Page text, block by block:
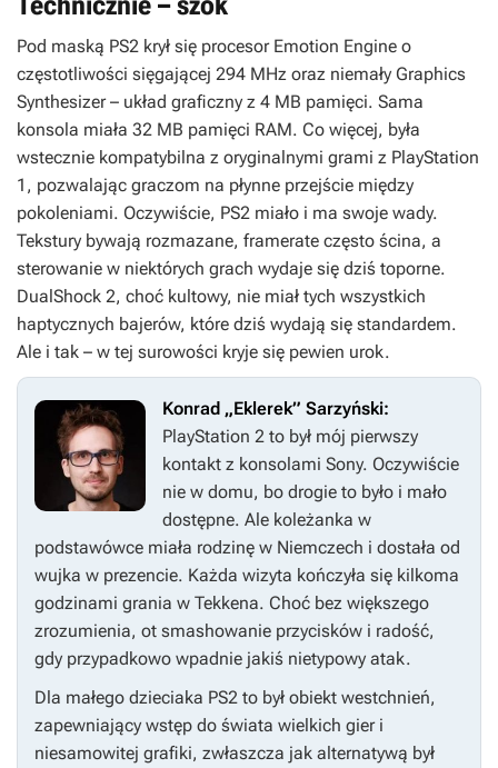
Pod maską PS2 krył się procesor Emotion Engine o
częstotliwości sięgającej 294 MHz oraz niemały Graphics
Synthesizer – układ graficzny z 4 MB pamięci. Sama
konsola miała 32 MB pamięci RAM. Co więcej, była
wstecznie kompatybilna z oryginalnymi grami z PlayStation
1, pozwalając graczom na płynne przejście między
pokoleniami. Oczywiście, PS2 miało i ma swoje wady.
Tekstury bywają rozmazane, framerate często ścina, a
sterowanie w niektórych grach wydaje się dziś toporne.
DualShock 2, choć kultowy, nie miał tych wszystkich
haptycznych bajerów, które dziś wydają się standardem.
Ale i tak – w tej surowości kryje się pewien urok.
Konrad „Eklerek” Sarzyński:
PlayStation 2 to był mój pierwszy
kontakt z konsolami Sony. Oczywiście
nie w domu, bo drogie to było i mało
dostępne. Ale koleżanka w
podstawówce miała rodzinę w Niemczech i dostała od
wujka w prezencie. Każda wizyta kończyła się kilkoma
godzinami grania w Tekkena. Choć bez większego
zrozumienia, ot smashowanie przycisków i radość,
gdy przypadkowo wpadnie jakiś nietypowy atak.
Dla małego dzieciaka PS2 to był obiekt westchnień,
zapewniający wstęp do świata wielkich gier i
niesamowitej grafiki, zwłaszcza jak alternatywą był